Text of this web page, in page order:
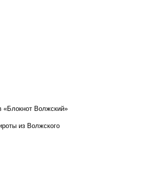
«Блокнот Волжский»
из Волжского